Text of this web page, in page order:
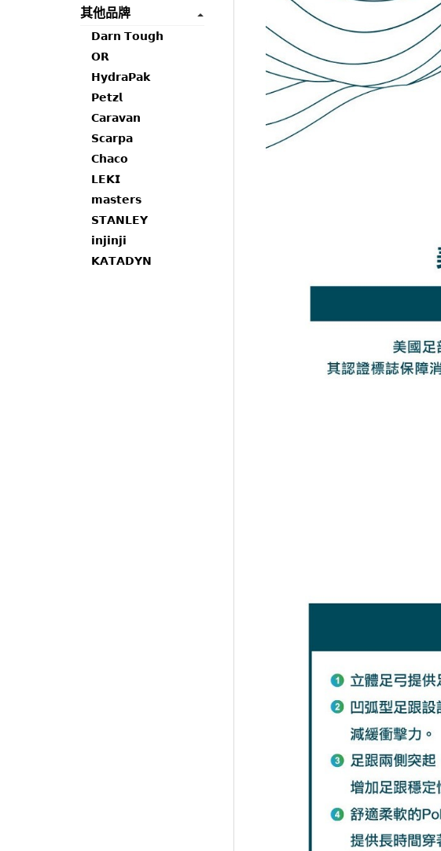
其他品牌
𝗗𝗮𝗿𝗻 𝗧𝗼𝘂𝗴𝗵
𝗢𝗥
𝗛𝘆𝗱𝗿𝗮𝗣𝗮𝗸
𝗣𝗲𝘁𝘇𝗹
𝗖𝗮𝗿𝗮𝘃𝗮𝗻
𝗦𝗰𝗮𝗿𝗽𝗮
𝗖𝗵𝗮𝗰𝗼
𝗟𝗘𝗞𝗜
𝗺𝗮𝘀𝘁𝗲𝗿𝘀
𝗦𝗧𝗔𝗡𝗟𝗘𝗬
𝗶𝗻𝗷𝗶𝗻𝗷𝗶
𝗞𝗔𝗧𝗔𝗗𝗬𝗡